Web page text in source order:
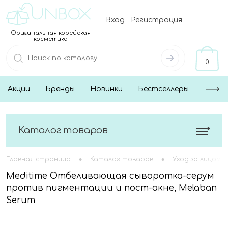
Оригинальная корейская
косметика
Вход Регистрация
0
Акции Бренды Новинки Бестселлеры
Каталог товаров
Главная страница • Каталог товаров • Уход за лицом
Meditime Отбеливающая сыворотка-серум
против пигментации и пост-акне, Melaban
Serum